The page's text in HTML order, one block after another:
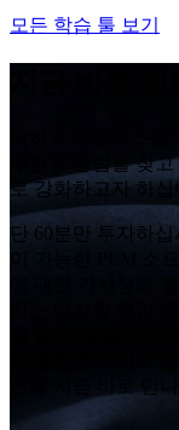
모든 학습 툴 보기
귀하의 비즈니스는
구현할 방법을 찾
로 강화하고자 하십
단 60분만 투자하
이 가능한 PLM 소
에 대한 가시성과
하는 디지털 협업
를 알 수 있습니다.